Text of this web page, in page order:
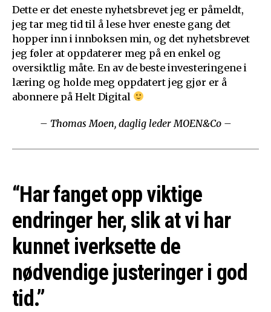
Dette er det eneste nyhetsbrevet jeg er påmeldt,
jeg tar meg tid til å lese hver eneste gang det
hopper inn i innboksen min, og det nyhetsbrevet
jeg føler at oppdaterer meg på en enkel og
oversiktlig måte. En av de beste investeringene i
læring og holde meg oppdatert jeg gjør er å
abonnere på Helt Digital
– Thomas Moen, daglig leder MOEN&Co –
“Har fanget opp viktige
endringer her, slik at vi har
kunnet iverksette de
nødvendige justeringer i god
tid.”